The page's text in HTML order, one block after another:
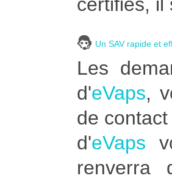
Un SAV rapide et
Les
d'eVaps,
de
d'eVaps
renverra